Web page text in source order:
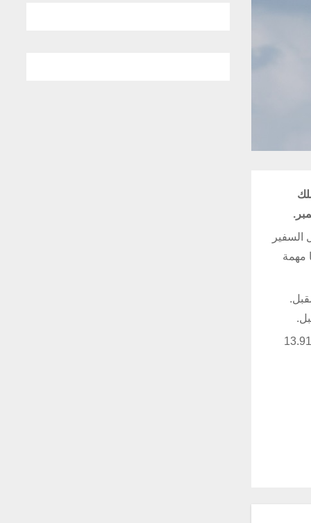
السفير
مهمة
وامتنعت وزارة الدفاع بالأرجنتين عن التعليق على الصفقة. وقالت وسائل إعلام إن صفقة كهذه قد تبلغ قيمتها حوالي 12 مليون يورو (13.91